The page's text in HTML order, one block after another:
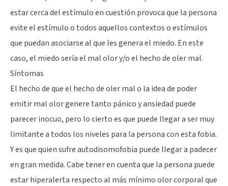
estar cerca del estímulo en cuestión provoca que la persona
evite el estímulo o todos aquellos contextos o estímulos
que puedan asociarse al que les genera el miedo. En este
caso, el miedo sería el mal olor y/o el hecho de oler mal.
Síntomas
El hecho de que el hecho de oler mal o la idea de poder
emitir mal olor genere tanto pánico y ansiedad puede
parecer inocuo, pero lo cierto es que puede llegar a ser muy
limitante a todos los niveles para la persona con esta fobia.
Y es que quien sufre autodisomofobia puede llegar a padecer
en gran medida. Cabe tener en cuenta que la persona puede
estar hiperalerta respecto al más mínimo olor corporal que